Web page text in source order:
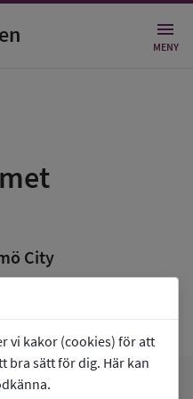
vi kakor (cookies) för att
bra sätt för dig. Här kan
MENY
City
Malmö City